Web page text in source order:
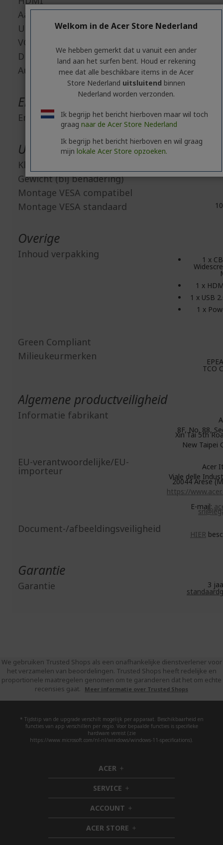
Aantal HDMI aansluitingen
USB
VGA
Display-poort
Audio in
Energie
Energie-efficiëntieklasse
Uiterlijke kenmerken
Kleur
Gewicht (bij benadering)
Montage VESA compatibel
Montage VESA standaard
Overige
Inhoud verpakking 1 x
1 x
1 x USB
1 x
Green Compliant
Milieukeurmerken
TCO
Algemene productveiligheid
Informatie fabrikant
8F, No. 88,
Xin Tai 5th
New Taipei
EU-verantwoordelijke/EU-
importeur
Acer
Viale delle
20044 Arese
https://
E-mail:
Document-/afbeeldingsveiligheid HIER
Garantie
Garantie 3
We gebruiken Trusted Shops als een onafhankelijke dienstverlener voor
het verzamelen van beoordelingen. Trusted Shops heeft redelijke en
proportionele maatregelen genomen om te garanderen dat het om echte
recensies gaat.
Meer informatie over Trusted Shops
* Tijdstip van de upgrade verschilt mogelijk per apparaat. Beschikbaarheid en
functies van app verschillen per regio. Voor bepaalde functies is specifieke
hardware vereist (zie
https://www.microsoft.com/nl-nl/windows/windows-11-specifications).
ACER h
i
d
d
e
n
SERVICE h
i
d
d
e
n
ACCOUNT h
i
d
d
ACER STORE h
i
Welkom in de Acer Store Nederland
We hebben gemerkt dat u vanuit een ander
land aan het surfen bent. Houd er rekening
mee dat alle beschikbare items in de Acer
Store Nederland uitsluitend binnen
Nederland worden verzonden.
Ik begrijp het bericht hierboven maar wil toch
graag naar de Acer Store Nederland
Ik begrijp het bericht hierboven en wil graag
mijn lokale Acer Store opzoeken.